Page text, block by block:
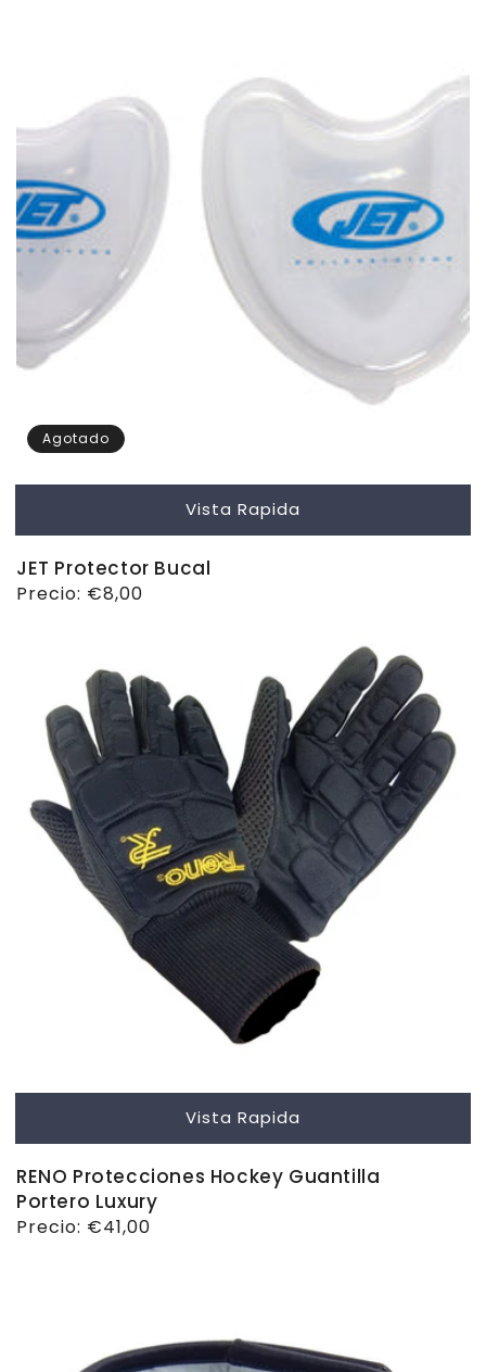
Agotado
Vista Rapida
JET Protector Bucal
Precio
Precio: €8,00
Vista Rapida
RENO Protecciones Hockey Guantilla
Portero Luxury
Precio
Precio: €41,00